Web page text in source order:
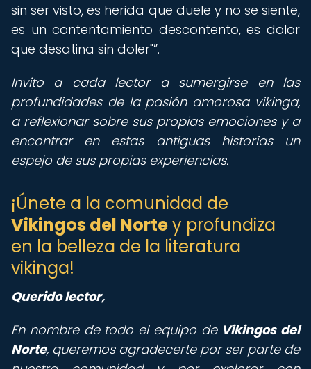
sin ser visto, es herida que duele y no se siente,
es un contentamiento descontento, es dolor
que desatina sin doler" .
Invito a cada lector a sumergirse en las
profundidades de la pasión amorosa vikinga,
a reflexionar sobre sus propias emociones y a
encontrar en estas antiguas historias un
espejo de sus propias experiencias.
¡Únete a la comunidad de
Vikingos del Nortey profundiza
en la belleza de la literatura
vikinga!
Querido lector,
En nombre de todo el equipo de Vikingos del
Norte, queremos agradecerte por ser parte de